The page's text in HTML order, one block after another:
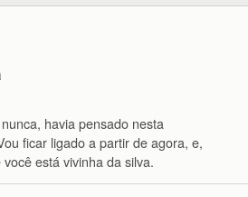
havia pensado nesta
ficar ligado a partir de agora, e,
está vivinha da silva.